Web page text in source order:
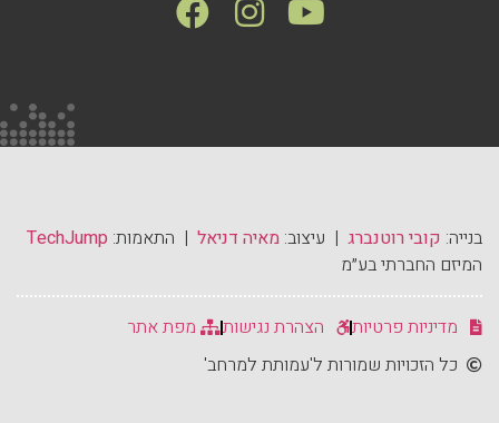
בנייה: קובי רוטנברג | עיצוב: מאיה דניאל | התאמות: TechJump
המיזם החברתי בע״מ
מדיניות פרטיות הצהרת נגישות
מפת אתר
כל הזכויות שמורות ל'עמותת למרחב'